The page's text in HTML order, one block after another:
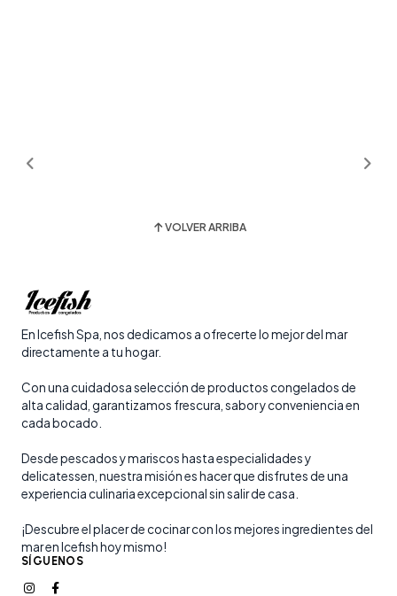
VOLVER ARRIBA
En Icefish Spa, nos dedicamos a ofrecerte lo mejor del mar
directamente a tu hogar.
Con una cuidadosa selección de productos congelados de
alta calidad, garantizamos frescura, sabor y conveniencia en
cada bocado.
Desde pescados y mariscos hasta especialidades y
delicatessen, nuestra misión es hacer que disfrutes de una
experiencia culinaria excepcional sin salir de casa.
¡Descubre el placer de cocinar con los mejores ingredientes del
mar en Icefish hoy mismo!
SÍGUENOS